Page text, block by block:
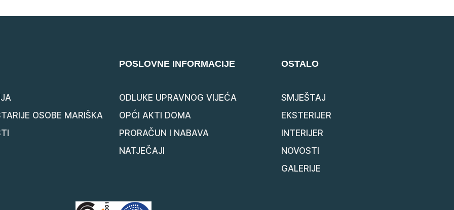
OSOBE MARIŠKA
POSLOVNE INFORMACIJE
ODLUKE UPRAVNOG VIJEĆA
OPĆI AKTI DOMA
PRORAČUN I NABAVA
NATJEČAJI
OSTALO
SMJEŠTAJ
EKSTERIJER
INTERIJER
NOVOSTI
GALERIJE